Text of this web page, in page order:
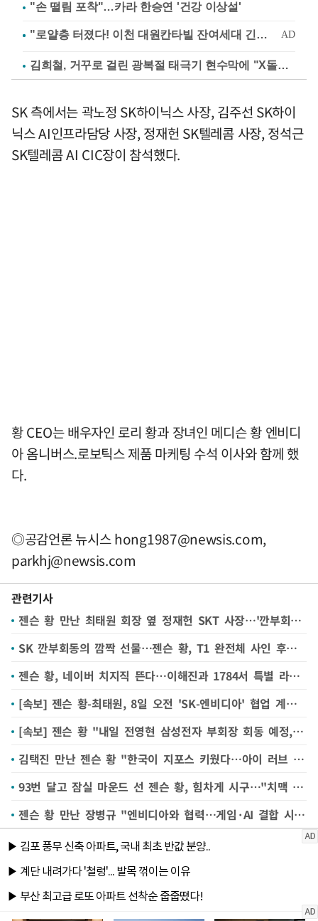
"손 떨림 포착"…카라 한승연 '건강 이상설'
김희철, 거꾸로 걸린 광복절 태극기 현수막에 "X돌았네"
SK 측에서는 곽노정 SK하이닉스 사장, 김주선 SK하이
닉스 AI인프라담당 사장, 정재헌 SK텔레콤 사장, 정석근
SK텔레콤 AI CIC장이 참석했다.
황 CEO는 배우자인 로리 황과 장녀인 메디슨 황 엔비디
아 옴니버스.로보틱스 제품 마케팅 수석 이사와 함께 했
다.
◎공감언론 뉴시스hong1987@newsis.com,
parkhj@newsis.com
관련기사
젠슨 황 만난 최태원 회장 옆 정재헌 SKT 사장…'깐부회동' 왜 함께했나
SK 깐부회동의 깜짝 선물…젠슨 황, T1 완전체 사인 후드 받고 '함박웃음'
젠슨 황, 네이버 치지직 뜬다…이해진과 1784서 특별 라이브
[속보] 젠슨 황-최태원, 8일 오전 'SK-엔비디아' 협업 계획 직접 미디어 발표 예정
[속보] 젠슨 황 "내일 전영현 삼성전자 부회장 회동 예정, 이재용 회장은 몇주전 美서 만나"
김택진 만난 젠슨 황 "한국이 지포스 키웠다…아이 러브 한국"
93번 달고 잠실 마운드 선 젠슨 황, 힘차게 시구…"치맥 최고, 고 코리아!"
젠슨 황 만난 장병규 "엔비디아와 협력…게임·AI 결합 시작점"